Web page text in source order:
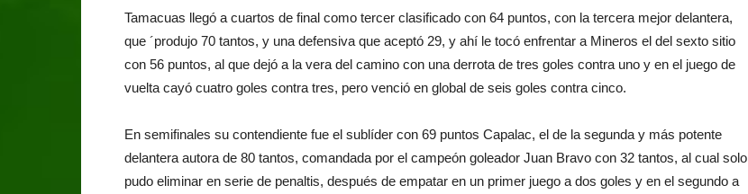
Tamacuas llegó a cuartos de final como tercer clasificado con 64 puntos, con la tercera mejor delantera,
que ´produjo 70 tantos, y una defensiva que aceptó 29, y ahí le tocó enfrentar a Mineros el del sexto sitio
con 56 puntos, al que dejó a la vera del camino con una derrota de tres goles contra uno y en el juego de
vuelta cayó cuatro goles contra tres, pero venció en global de seis goles contra cinco.
En semifinales su contendiente fue el sublíder con 69 puntos Capalac, el de la segunda y más potente
delantera autora de 80 tantos, comandada por el campeón goleador Juan Bravo con 32 tantos, al cual solo
pudo eliminar en serie de penaltis, después de empatar en un primer juego a dos goles y en el segundo a